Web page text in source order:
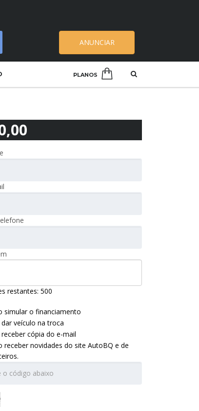
ANUNCIAR
PLANOS
restantes: 500
simular o financiamento
veículo na troca
cópia do e-mail
receber novidades do site AutoBQ e de